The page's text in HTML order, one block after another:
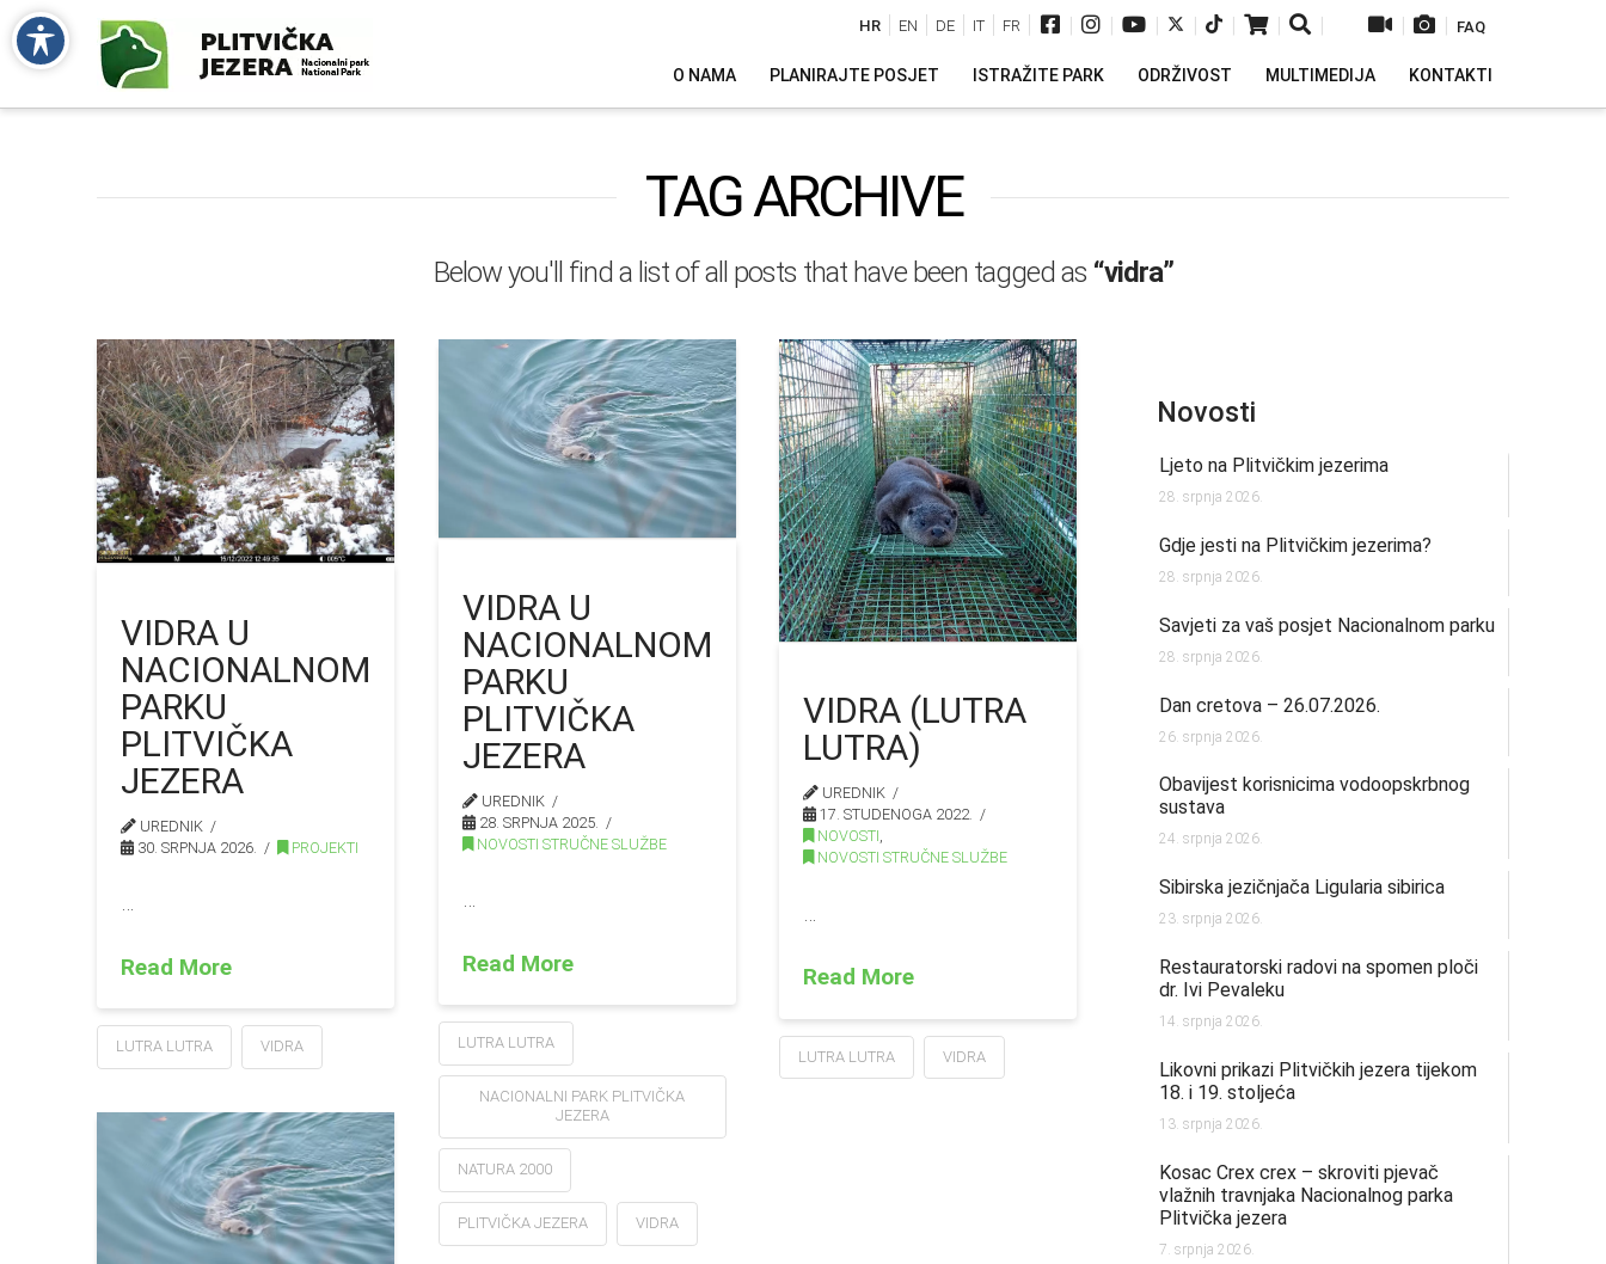
| | | | | | | | | FAQ
HR EN DE IT FR
O NAMA PLANIRAJTE POSJET ISTRAŽITE PARK ODRŽIVOST MULTIMEDIJA KONTAKTI
TAG ARCHIVE
Below you'll find a list of all posts that have been tagged as “vidra”
VIDRA U
NACIONALNOM
PARKU
PLITVIČKA
JEZERA
UREDNIK
30. SRPNJA 2026.
PROJEKTI
Read More
LUTRA LUTRA VIDRA
VIDRA U
NACIONALNOM
PARKU
PLITVIČKA
JEZERA
UREDNIK
28. SRPNJA 2025.
NOVOSTI STRUČNE SLUŽBE
…
Read More
LUTRA LUTRA
NACIONALNI PARK PLITVIČKA
JEZERA
NATURA 2000
PLITVIČKA JEZERA VIDRA
VIDRA (LUTRA
LUTRA)
UREDNIK
17. STUDENOGA 2022.
NOVOSTI,
NOVOSTI STRUČNE SLUŽBE
Read More
LUTRA LUTRA VIDRA
Novosti
Ljeto na Plitvičkim jezerima
28. srpnja 2026.
Gdje jesti na Plitvičkim jezerima?
28. srpnja 2026.
Savjeti za vaš posjet Nacionalnom parku
28. srpnja 2026.
Dan cretova – 26.07.2026.
26. srpnja 2026.
Obavijest korisnicima vodoopskrbnog
sustava
24. srpnja 2026.
Sibirska jezičnjača Ligularia sibirica
23. srpnja 2026.
Restauratorski radovi na spomen ploči
dr. Ivi Pevaleku
14. srpnja 2026.
Likovni prikazi Plitvičkih jezera tijekom
18. i 19. stoljeća
13. srpnja 2026.
Kosac Crex crex – skroviti pjevač
vlažnih travnjaka Nacionalnog parka
Plitvička jezera
7. srpnja 2026.